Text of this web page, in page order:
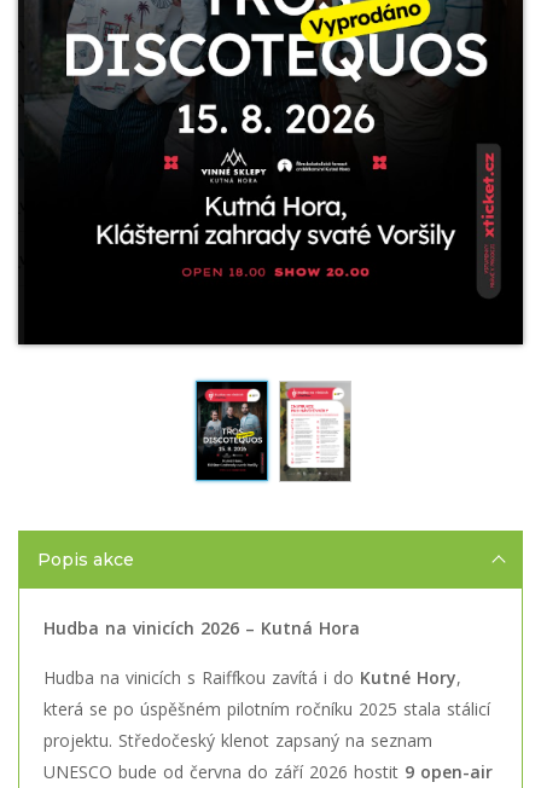
Popis akce
Hudba na vinicích 2026 – Kutná Hora
Hudba na vinicích s Raiffkou zavítá i do Kutné Hory,
která se po úspěšném pilotním ročníku 2025 stala stálicí
projektu. Středočeský klenot zapsaný na seznam
UNESCO bude od června do září 2026 hostit 9 open-air